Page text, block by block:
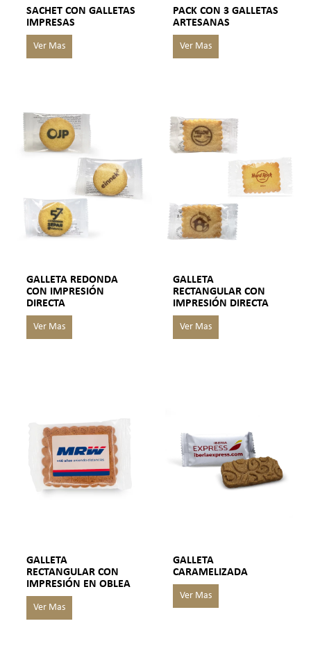
SACHET CON GALLETAS
IMPRESAS
PACK CON 3 GALLETAS
ARTESANAS
GALLETA REDONDA
CON IMPRESIÓN
DIRECTA
GALLETA
RECTANGULAR CON
IMPRESIÓN DIRECTA
GALLETA
RECTANGULAR CON
IMPRESIÓN EN OBLEA
GALLETA
CARAMELIZADA